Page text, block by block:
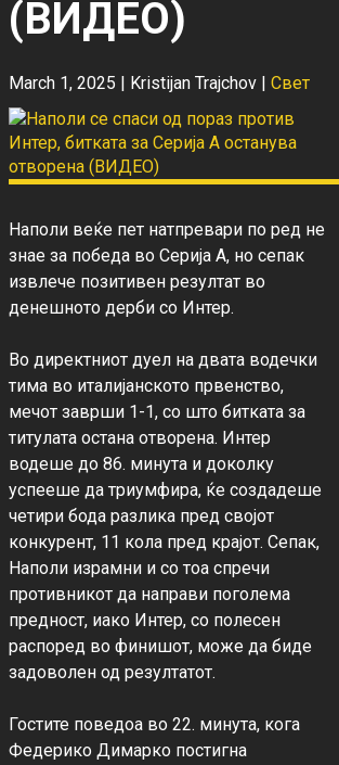
(ВИДЕО)
March 1, 2025 | Kristijan Trajchov | Свет
Наполи веќе пет натпревари по ред не
знае за победа во Серија А, но сепак
извлече позитивен резултат во
денешното дерби со Интер.
Во директниот дуел на двата водечки
тима во италијанското првенство,
мечот заврши 1-1, со што битката за
титулата остана отворена. Интер
водеше до 86. минута и доколку
успееше да триумфира, ќе создадеше
четири бода разлика пред својот
конкурент, 11 кола пред крајот. Сепак,
Наполи израмни и со тоа спречи
противникот да направи поголема
предност, иако Интер, со полесен
распоред во финишот, може да биде
задоволен од резултатот.
Гостите поведоа во 22. минута, кога
Федерико Димарко постигна